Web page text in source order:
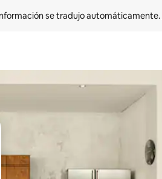
se tradujo automáticamente.